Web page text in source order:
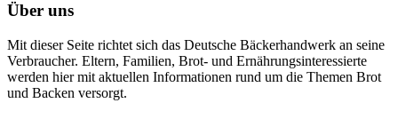
Über uns
Mit dieser Seite richtet sich das Deutsche Bäckerhandwerk an seine
Verbraucher. Eltern, Familien, Brot- und Ernährungsinteressierte
werden hier mit aktuellen Informationen rund um die Themen Brot
und Backen versorgt.